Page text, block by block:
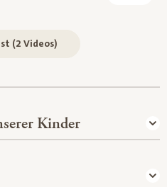
(2 Videos)
Kinder